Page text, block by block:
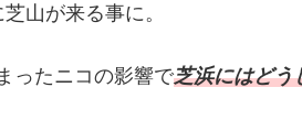
山が来る事に。
ったニコの影響で芝浜にはどう